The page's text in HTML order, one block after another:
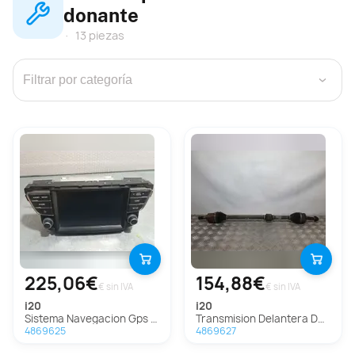
donante
13 piezas
›
225,06€€ sin IVA
i20
Sistema Navegacion Gps Para Hyundai I20
4869625
154,88€€ sin IVA
i20
Transmision Delantera Derecha Para Hyundai I20
4869627